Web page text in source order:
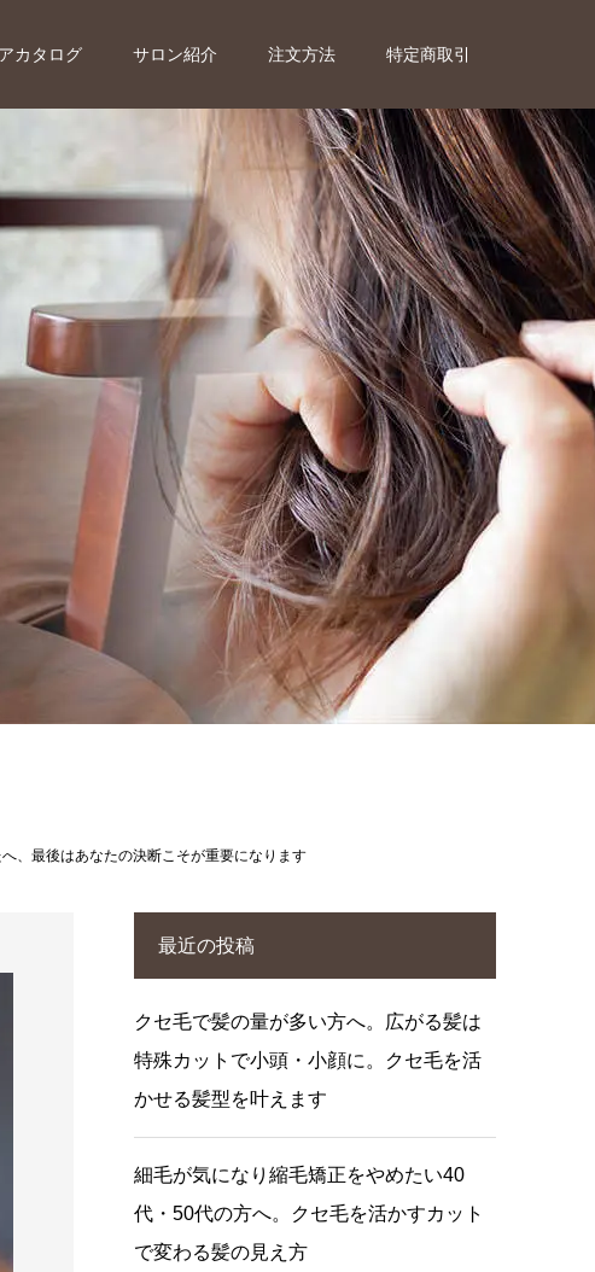
カタログ サロン紹介 注文方法 特定商取引
、最後はあなたの決断こそが重要になります
最近の投稿
クセ毛で髪の量が多い方へ。広がる髪は
特殊カットで小頭・小顔に。クセ毛を活
かせる髪型を叶えます
細毛が気になり縮毛矯正をやめたい40
代・50代の方へ。クセ毛を活かすカット
で変わる髪の見え方